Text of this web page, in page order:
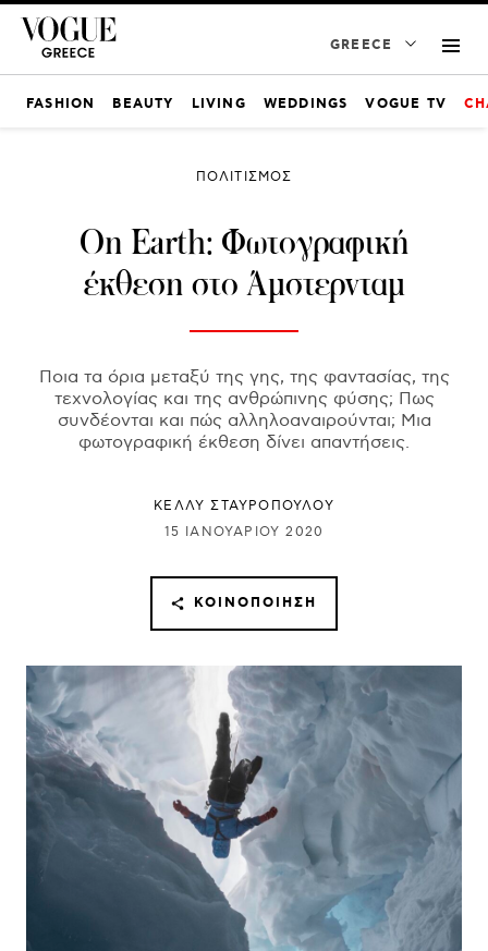
GREECE
FASHION BEAUTY LIVING WEDDINGS VOGUE TV
ΠΟΛΙΤΙΣΜΟΣ
On Earth: Φωτογραφική
έκθεση στο Άμστερνταμ
Ποια τα όρια μεταξύ της γης, της φαντασίας, της
τεχνολογίας και της ανθρώπινης φύσης; Πως
συνδέονται και πώς αλληλοαναιρούνται; Μια
φωτογραφική έκθεση δίνει απαντήσεις.
ΚΕΛΛΥ ΣΤΑΥΡΟΠΟΥΛΟΥ
15 ΙΑΝΟΥΑΡΊΟΥ 2020
ΚΟΙΝΟΠΟΊΗΣΗ